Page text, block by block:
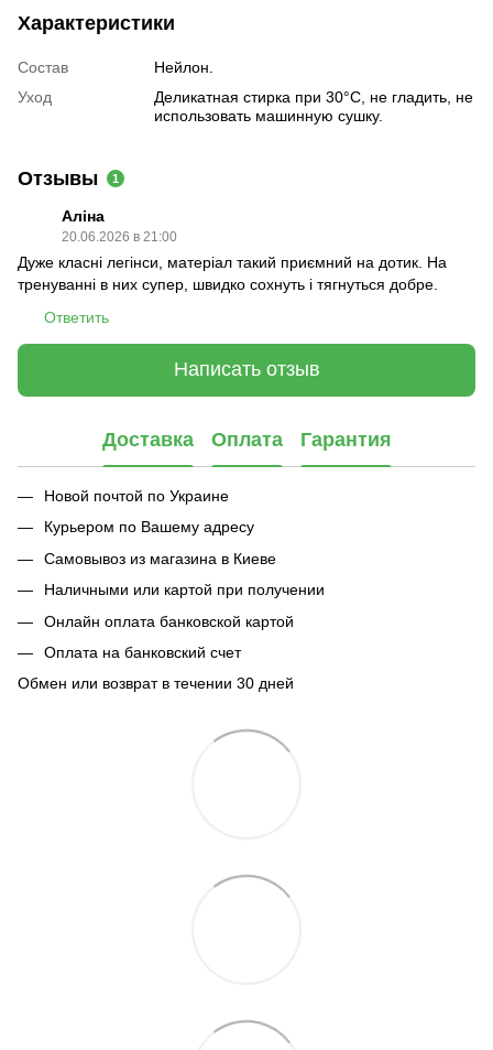
Характеристики
Состав
Нейлон.
Уход
Деликатная стирка при 30°C, не гладить, не
использовать машинную сушку.
Отзывы 1
Аліна
20.06.2026 в 21:00
Дуже класні легінси, матеріал такий приємний на дотик. На
тренуванні в них супер, швидко сохнуть і тягнуться добре.
Ответить
Написать отзыв
Доставка Оплата Гарантия
Новой почтой по Украине
Курьером по Вашему адресу
Самовывоз из магазина в Киеве
Наличными или картой при получении
Онлайн оплата банковской картой
Оплата на банковский счет
Обмен или возврат в течении 30 дней